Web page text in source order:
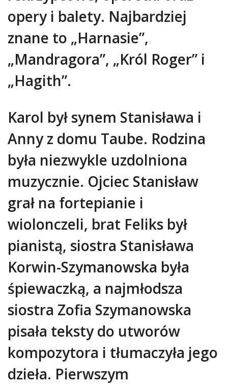
opery i balety. Najbardziej
znane to „Harnasie”,
„Mandragora”, „Król Roger” i
„Hagith”.
Karol był synem Stanisława i
Anny z domu Taube. Rodzina
była niezwykle uzdolniona
muzycznie. Ojciec Stanisław
grał na fortepianie i
wiolonczeli, brat Feliks był
pianistą, siostra Stanisława
Korwin-Szymanowska była
śpiewaczką, a najmłodsza
siostra Zofia Szymanowska
pisała teksty do utworów
kompozytora i tłumaczyła jego
dzieła. Pierwszym